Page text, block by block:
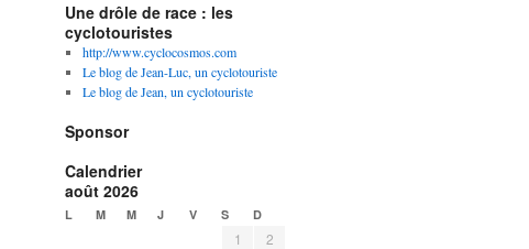
Une drôle de race : les
cyclotouristes
http://www.cyclocosmos.com
Le blog de Jean-Luc, un cyclotouriste
Le blog de Jean, un cyclotouriste
Sponsor
Calendrier
août 2026
L M M J V S D
1
2